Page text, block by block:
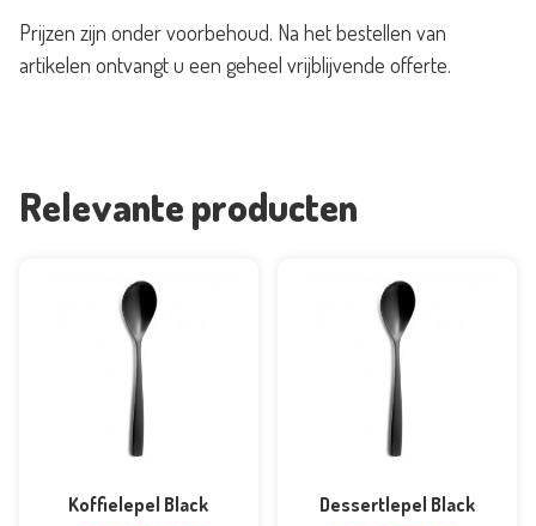
Prijzen zijn onder voorbehoud. Na het bestellen van
artikelen ontvangt u een geheel vrijblijvende offerte.
Relevante producten
Koffielepel Black
Dessertlepel Black